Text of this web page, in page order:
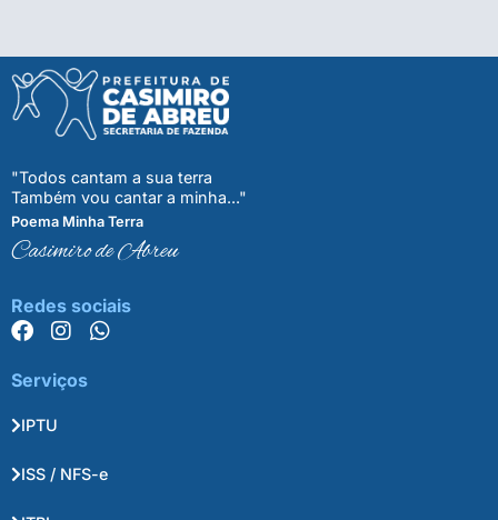
"Todos cantam a sua terra
Também vou cantar a minha..."
Poema Minha Terra
Casimiro de Abreu
Redes sociais
Serviços
IPTU
ISS / NFS-e